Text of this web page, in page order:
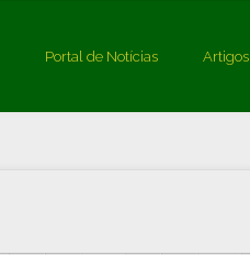
Portal de Notícias Artigos